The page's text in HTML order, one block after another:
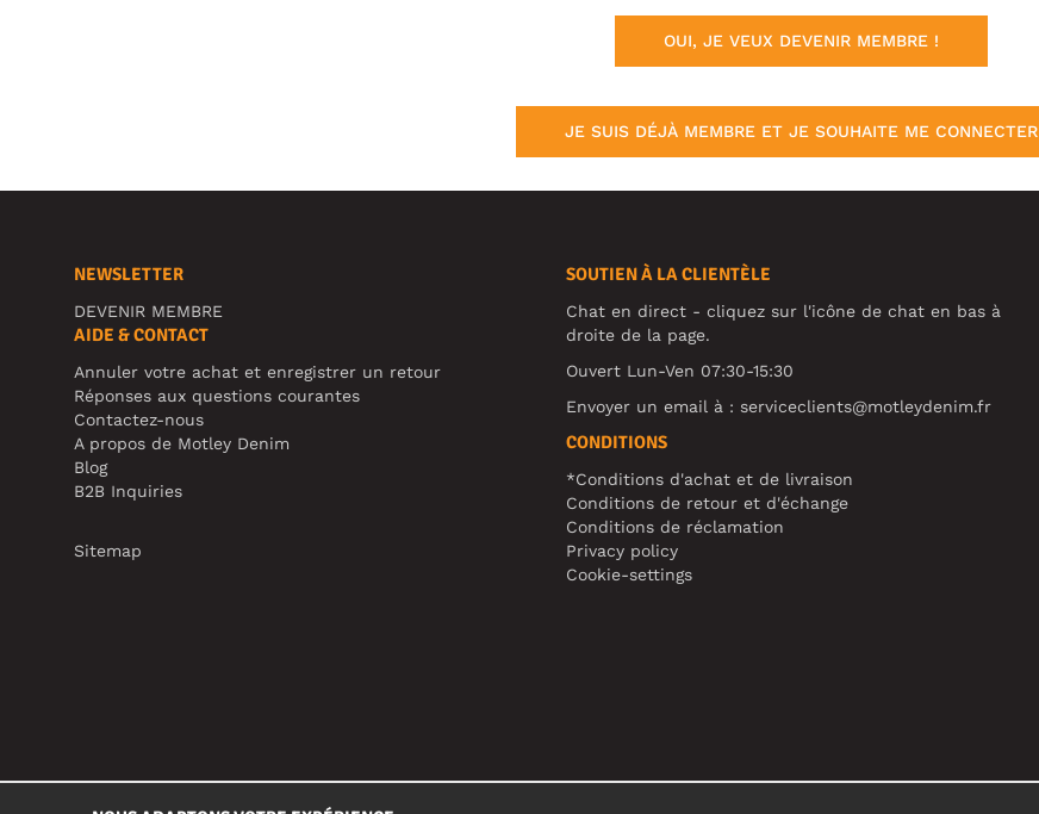
OUI, JE VEUX DEVENIR MEMBRE !
JE SUIS DÉJÀ MEMBRE ET JE SOUHAITE ME CONNECTER
NEWSLETTER
DEVENIR MEMBRE
AIDE & CONTACT
Annuler votre achat et enregistrer un retour
Réponses aux questions courantes
Contactez-nous
A propos de Motley Denim
Blog
B2B Inquiries
Sitemap
SOUTIEN À LA CLIENTÈLE
Chat en direct - cliquez sur l'icône de chat en bas à
droite de la page.
Ouvert Lun-Ven 07:30-15:30
Envoyer un email à :serviceclients@motleydenim.fr
CONDITIONS
*Conditions d'achat et de livraison
Conditions de retour et d'échange
Conditions de réclamation
Privacy policy
Cookie-settings